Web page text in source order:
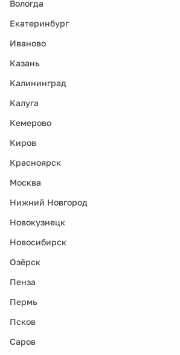
Вологда
Екатеринбург
Иваново
Казань
Калининград
Калуга
Кемерово
Киров
Красноярск
Москва
Нижний Новгород
Новокузнецк
Новосибирск
Озёрск
Пенза
Пермь
Псков
Саров